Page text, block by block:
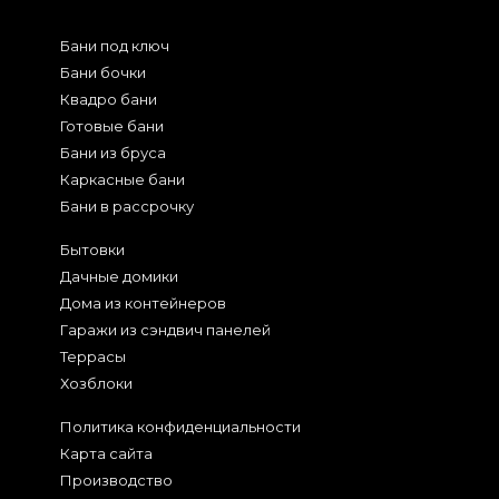
Бани под ключ
Бани бочки
Квадро бани
Готовые бани
Бани из бруса
Каркасные бани
Бани в рассрочку
Бытовки
Дачные домики
Дома из контейнеров
Гаражи из сэндвич панелей
Террасы
Хозблоки
Политика конфиденциальности
Карта сайта
Производство